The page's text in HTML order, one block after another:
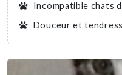
Incompatible chats
Douceur et